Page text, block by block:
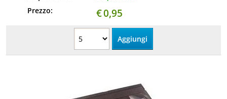
Prezzo:
€0,95